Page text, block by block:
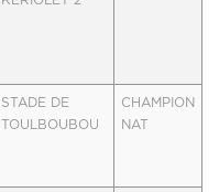
STADE DE
TOULBOUBOU
CHAMPION
NAT